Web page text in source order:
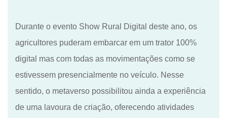
Durante o evento Show Rural Digital deste ano, os
agricultores puderam embarcar em um trator 100%
digital mas com todas as movimentações como se
estivessem presencialmente no veículo. Nesse
sentido, o metaverso possibilitou ainda a experiência
de uma lavoura de criação, oferecendo atividades